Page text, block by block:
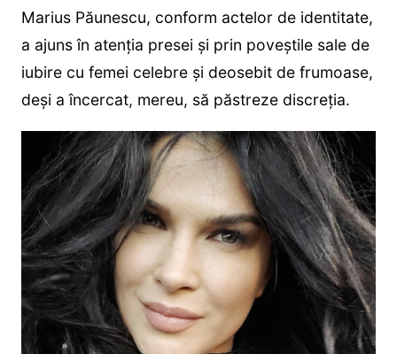
Marius Păunescu, conform actelor de identitate,
a ajuns în atenția presei și prin poveștile sale de
iubire cu femei celebre și deosebit de frumoase,
deși a încercat, mereu, să păstreze discreția.